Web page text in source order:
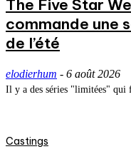
The Five Star
commande une
de l’été
elodierhum - 6 août 2026
Il y a des séries "limitées" qui
Castings